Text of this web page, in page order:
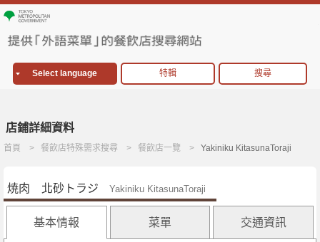
Select language 特輯 搜尋
店鋪詳細資料
首頁 餐飲店特殊需求搜尋 餐飲店一覽 Yakiniku KitasunaToraji
焼肉 北砂トラジ Yakiniku KitasunaToraji
基本情報 菜單 交通資訊